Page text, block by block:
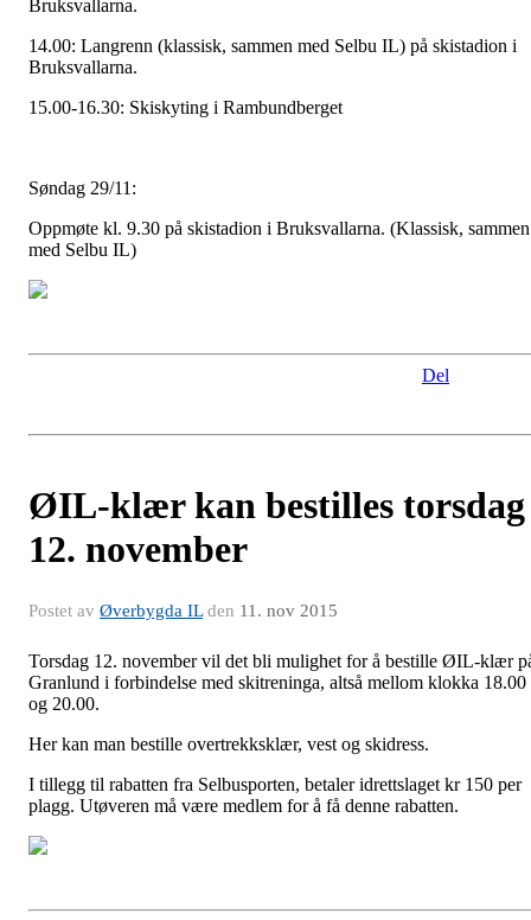
Bruksvallarna.
14.00: Langrenn (klassisk, sammen med Selbu IL) på skistadion i
Bruksvallarna.
15.00-16.30: Skiskyting i Rambundberget
Søndag 29/11:
Oppmøte kl. 9.30 på skistadion i Bruksvallarna. (Klassisk, sammen
med Selbu IL)
Del
ØIL-klær kan bestilles torsdag
12. november
Postet av Øverbygda ILden 11. nov 2015
Torsdag 12. november vil det bli mulighet for å bestille ØIL-klær
Granlund i forbindelse med skitreninga, altså mellom klokka 18.00
og 20.00.
Her kan man bestille overtrekksklær, vest og skidress.
I tillegg til rabatten fra Selbusporten, betaler idrettslaget kr 150 per
plagg. Utøveren må være medlem for å få denne rabatten.